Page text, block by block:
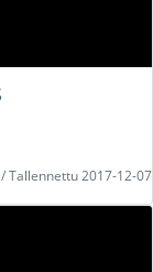
Tallennettu 2017-12-07